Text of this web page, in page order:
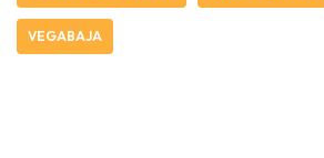
VEGABAJA